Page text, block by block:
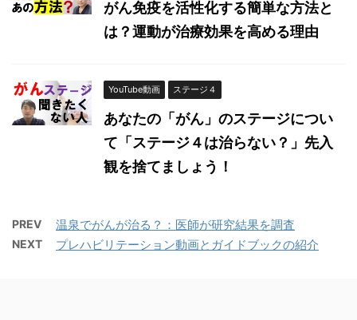
がん免疫を活性化する簡単な方法と
は？運動が治療効果を高める理由
YouTube動画 ステージ４
あなたの「がん」のステージについ
て「ステージ４は治らない？」先入
観を捨てましょう！
PREV 温泉でがんが治る？：医師が研究結果を調査
NEXT プレハビリテーション動画とガイドブックの紹介